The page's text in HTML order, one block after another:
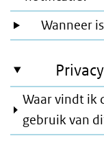
Wanneer
Waar vindt ik
gebruik van